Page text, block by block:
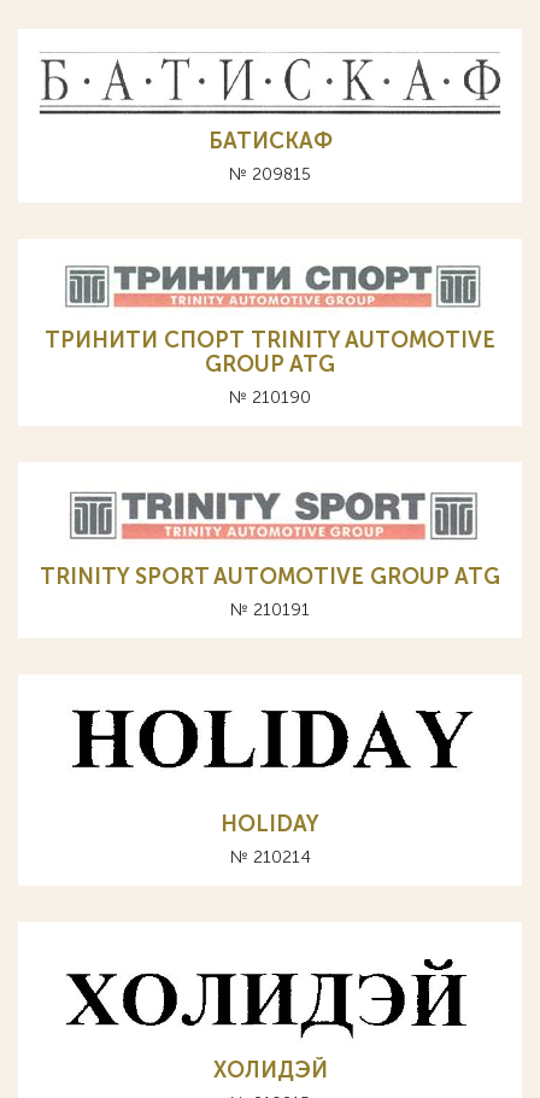
БАТИСКАФ
№ 209815
ТРИНИТИ СПОРТ TRINITY AUTOMOTIVE
GROUP ATG
№ 210190
TRINITY SPORT AUTOMOTIVE GROUP ATG
№ 210191
HOLIDAY
№ 210214
ХОЛИДЭЙ